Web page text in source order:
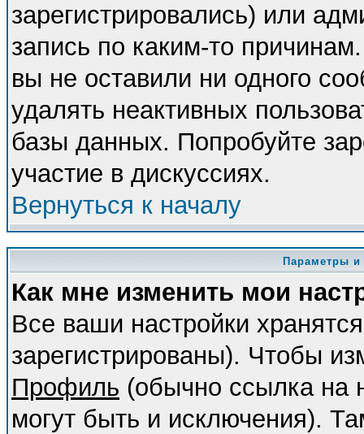
зарегистрировались) или
запись по каким-то
вы не оставили ни одного
удалять неактивных
базы данных. Попробуйте
участие в дискуссиях.
Вернуться к началу
Параметры и
Как мне изменить мои
Все ваши настройки
зарегистрированы). Чтобы
Профиль (обычно ссылка на
могут быть и исключения).